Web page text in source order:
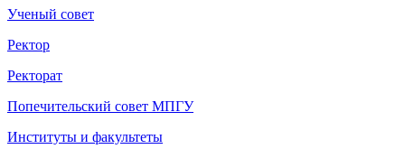
Ученый совет
Ректор
Ректорат
Попечительский совет МПГУ
Институты и факультеты